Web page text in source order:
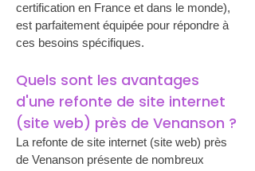
certification en France et dans le monde),
est parfaitement équipée pour répondre à
ces besoins spécifiques.
Quels sont les avantages
d'une refonte de site internet
(site web) près de Venanson ?
La refonte de site internet (site web) près
de Venanson présente de nombreux